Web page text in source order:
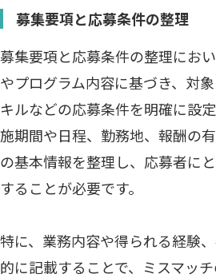
募集要項と応募条件の整理
募集要項と応募条件の整理にお
やプログラム内容に基づき、対
キルなどの応募条件を明確に設
施期間や日程、勤務地、報酬の
の基本情報を整理し、応募者に
することが必要です。
特に、業務内容や得られる経験
的に記載することで、ミスマッ